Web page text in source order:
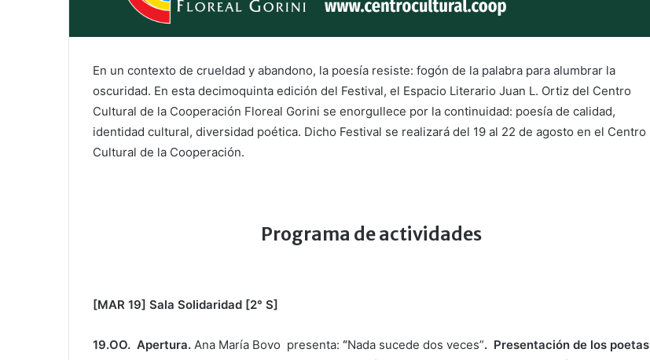
En un contexto de crueldad y abandono, la poesía resiste: fogón de la palabra para alumbrar la
oscuridad. En esta decimoquinta edición del Festival, el Espacio Literario Juan L. Ortiz del Centro
Cultural de la Cooperación Floreal Gorini se enorgullece por la continuidad: poesía de calidad,
identidad cultural, diversidad poética. Dicho Festival se realizará del 19 al 22 de agosto en el Centro
Cultural de la Cooperación.
Programa de actividades
[MAR 19] Sala Solidaridad [2° S]
19.OO. Apertura. Ana María Bovo presenta: “Nada sucede dos veces”. Presentación de los poetas